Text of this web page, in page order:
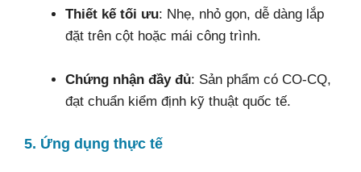
Thiết kế tối ưu: Nhẹ, nhỏ gọn, dễ dàng lắp
đặt trên cột hoặc mái công trình.
Chứng nhận đầy đủ: Sản phẩm có CO-CQ,
đạt chuẩn kiểm định kỹ thuật quốc tế.
5. Ứng dụng thực tế